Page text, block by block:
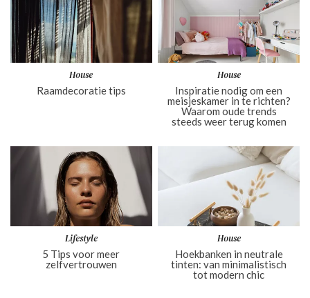
House
Raamdecoratie tips
House
Inspiratie nodig om een
meisjeskamer in te richten?
Waarom oude trends
steeds weer terug komen
Lifestyle
5 Tips voor meer
zelfvertrouwen
House
Hoekbanken in neutrale
tinten: van minimalistisch
tot modern chic